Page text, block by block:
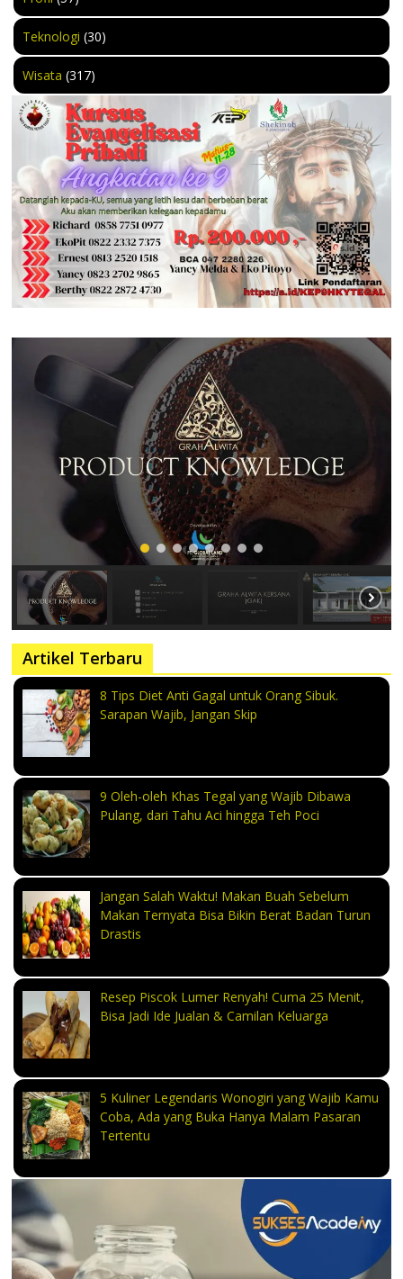
Teknologi (30)
Wisata (317)
Artikel Terbaru
8 Tips Diet Anti Gagal untuk Orang Sibuk.
Sarapan Wajib, Jangan Skip
9 Oleh-oleh Khas Tegal yang Wajib Dibawa
Pulang, dari Tahu Aci hingga Teh Poci
Jangan Salah Waktu! Makan Buah Sebelum
Makan Ternyata Bisa Bikin Berat Badan Turun
Drastis
Resep Piscok Lumer Renyah! Cuma 25 Menit,
Bisa Jadi Ide Jualan & Camilan Keluarga
5 Kuliner Legendaris Wonogiri yang Wajib Kamu
Coba, Ada yang Buka Hanya Malam Pasaran
Tertentu